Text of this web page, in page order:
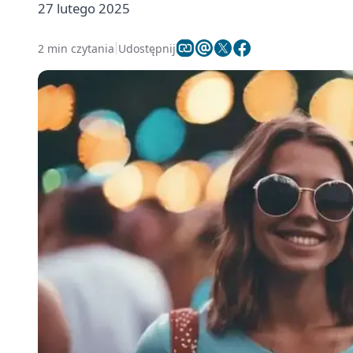
27 lutego 2025
2 min czytania Udostępnij